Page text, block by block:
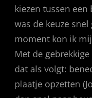
kiezen tussen
was de keuze
moment kon ik
Met de
dat als volgt:
plaatje opzetten